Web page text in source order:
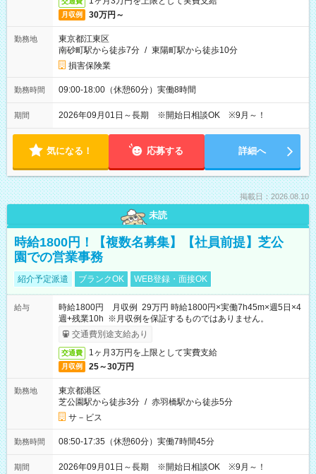
月収例 30万円～
勤務地
東京都江東区
南砂町駅から徒歩7分 / 東陽町駅から徒歩10分
損害保険業
勤務時間 09:00-18:00（休憩60分）実働8時間
期間 2026年09月01日～長期 ※開始日相談OK ※9月～！
気になる！ 応募する 詳細へ
掲載日：2026.08.10
未読
時給1800円！【複数名募集】【社員前提】芝公
園での営業事務
紹介予定派遣 ブランクOK WEB登録・面接OK
給与
時給1800円 月収例 29万円 時給1800円×実働7h45m×週5日×4
週+残業10h ※月収例を保証するものではありません。
交通費別途支給あり
交通費 1ヶ月3万円を上限として実費支給
月収例 25～30万円
勤務地
東京都港区
芝公園駅から徒歩3分 / 赤羽橋駅から徒歩5分
サ－ビス
勤務時間 08:50-17:35（休憩60分）実働7時間45分
期間 2026年09月01日～長期 ※開始日相談OK ※9月～！